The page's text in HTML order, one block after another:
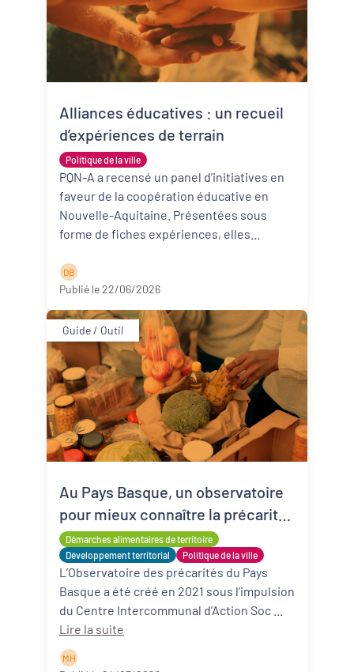
Politique de la ville
Alliances éducatives : un recueil
d’expériences de terrain
PQN-A a recensé un panel d'initiatives en
faveur de la coopération éducative en
Nouvelle-Aquitaine. Présentées sous
forme de fiches expériences, elles
Lire la suite
D B
Publié le 22/06/2026
Guide / Outil
Démarches alimentaires de territoire
Développement territorial
Politique de la ville
Au Pays Basque, un observatoire
pour mieux connaître la précarité
alimentaire
L’Observatoire des précarités du Pays
Basque a été créé en 2021 sous l’impulsion
Lire la suite
M H